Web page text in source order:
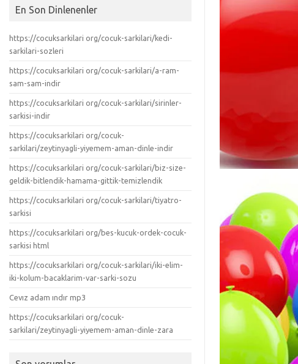
En Son Dinlenenler
https://cocuksarkilari org/cocuk-sarkilari/kedi-
sarkilari-sozleri
https://cocuksarkilari org/cocuk-sarkilari/a-ram-
sam-sam-indir
https://cocuksarkilari org/cocuk-sarkilari/sirinler-
sarkisi-indir
https://cocuksarkilari org/cocuk-
sarkilari/zeytinyagli-yiyemem-aman-dinle-indir
https://cocuksarkilari org/cocuk-sarkilari/biz-size-
geldik-bitlendik-hamama-gittik-temizlendik
https://cocuksarkilari org/cocuk-sarkilari/tiyatro-
sarkisi
https://cocuksarkilari org/bes-kucuk-ordek-cocuk-
sarkisi html
https://cocuksarkilari org/cocuk-sarkilari/iki-elim-
iki-kolum-bacaklarim-var-sarki-sozu
Cevız adam ındır mp3
https://cocuksarkilari org/cocuk-
sarkilari/zeytinyagli-yiyemem-aman-dinle-zara